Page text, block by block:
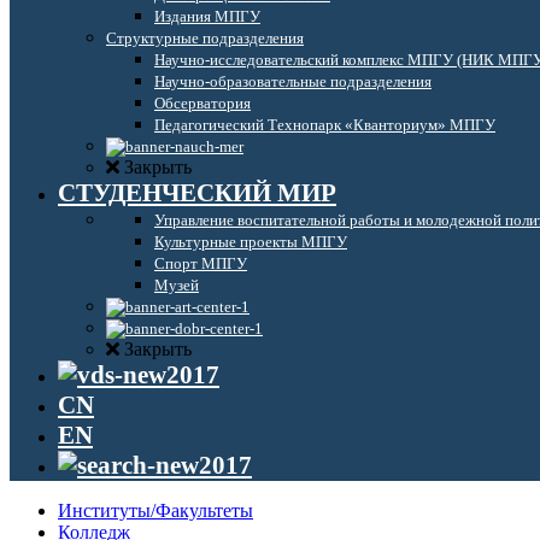
Издания МПГУ
Структурные подразделения
Научно-исследовательский комплекс МПГУ (НИК
Научно-образовательные подразделения
Обсерватория
Педагогический Технопарк «Кванториум» МПГУ
Закрыть
СТУДЕНЧЕСКИЙ МИР
Управление воспитательной работы и молодежной
Культурные проекты МПГУ
Спорт МПГУ
Музей
Закрыть
CN
EN
Институты/Факультеты
Колледж